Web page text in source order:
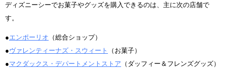
ディズニーシーでお菓子やグッズを購入できるのは、主に次の店舗で
す。
●エンポーリオ （総合ショップ）
●ヴァレンティーナズ・スウィート
（お菓子）
●マクダックス・デパートメントストア （ダッフィー＆フレンズグッズ）